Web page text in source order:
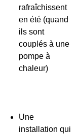
rafraîchissent
en été (quand
ils sont
couplés à une
pompe à
chaleur)
Une
installation qui